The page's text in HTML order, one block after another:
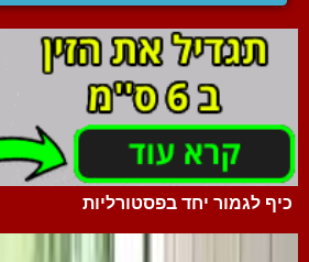
כיף לגמור יחד בפסטורליות